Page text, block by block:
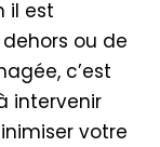
il est
ou de
c’est
intervenir
votre